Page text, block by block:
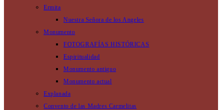
Ermita
Nuestra Señora de los Angeles
Monumento
FOTOGRAFÍAS HISTÓRICAS
Espiritualidad
Monumento antiguo
Monumento actual
Explanada
Convento de las Madres Carmelitas